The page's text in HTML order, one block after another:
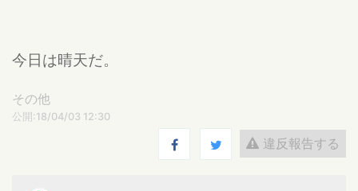
今日は晴天だ。
その他
公開:18/04/03 12:30
違反報告する